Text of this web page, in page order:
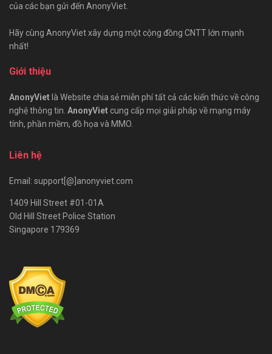
của các bạn gửi đến AnonyViet.
Hãy cùng AnonyViet xây dựng một cộng đồng CNTT lớn mạnh
nhất!
Giới thiệu
AnonyViet là Website chia sẻ miễn phí tất cả các kiến thức về công
nghệ thông tin. AnonyViet cung cấp mọi giải pháp về mạng máy
tính, phần mềm, đồ họa và MMO.
Liên hệ
Email: support[@]anonyviet.com
1409 Hill Street #01-01A
Old Hill Street Police Station
Singapore 179369